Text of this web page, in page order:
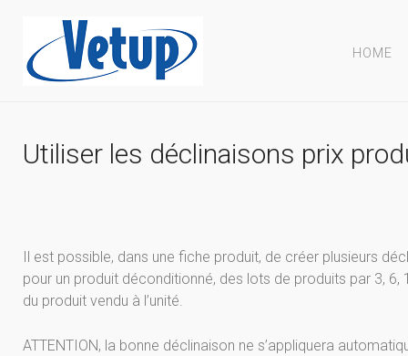
HOME
Utiliser les déclinaisons prix
Il est possible, dans une fiche produit, de créer plusieurs
pour un produit déconditionné, des lots de produits par 3,
du produit vendu à l’unité.
ATTENTION, la bonne déclinaison ne s’appliquera